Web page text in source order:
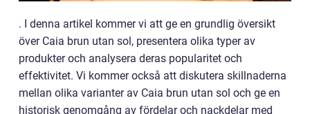
. I denna artikel kommer vi att ge en grundlig översikt
över Caia brun utan sol, presentera olika typer av
produkter och analysera deras popularitet och
effektivitet. Vi kommer också att diskutera skillnaderna
mellan olika varianter av Caia brun utan sol och ge en
historisk genomgång av fördelar och nackdelar med